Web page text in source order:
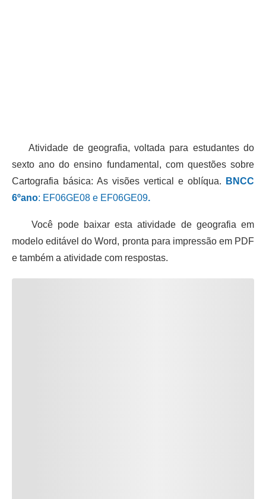
Atividade de geografia, voltada para estudantes do
sexto ano do ensino fundamental, com questões sobre
Cartografia básica: As visões vertical e oblíqua.
BNCC
6ºano: EF06GE08 e EF06GE09.
Você pode baixar esta atividade de geografia em
modelo editável do Word, pronta para impressão em PDF
e também a atividade com respostas.